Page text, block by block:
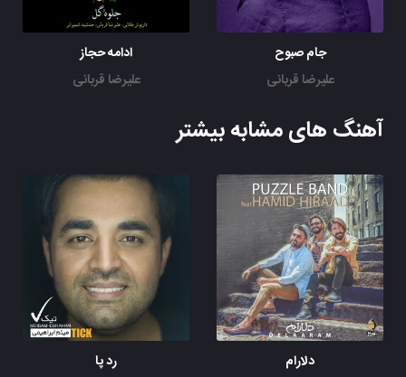
جام صبوح
علیرضا قربانی
ادامه حجاز
علیرضا قربانی
آهنگ های مشابه بیشتر
دلارام
رد پا